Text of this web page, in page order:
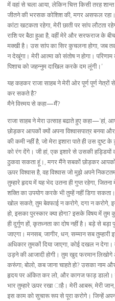
में वहां से चला आया, लेकिन चित्त किसी तरह
जीतने की भरसक कोशिश की, मगर असफल
कांटा खटकता रहेगा, मेरी छाती पर सांप लौटता
राशि पर बैठा हुआ है, वहीं मेरे और सरफराज के
मक्खी है। उस सांप का सिर कुचलना होगा, जब
न देखूंगा। मेरी आत्मा को संतोष न होगा।
पिशाच को जहन्नुम दाखिल करके दम लूंगी।’
यह कहकर राजा साहब ने मेरी ओर पूर्ण पूर्ण
कर सकते है?
मैने विस्मय से कहा—मैं?
राजा साहब ने मेरा उत्साह बढाते हुए
छोड़कर आपकों क्यों अपना विश्वासपात्र बनया
की कमी नहीं है, जो मेरा इशारा पाते ही उस
को रंग देंगे। जी हां, एक इशारे से उसकी हड्डियों
ठुकवा सकता हूं।, मगर मैंने सबकों छोड़कर आपकों
ऊपर विश्वास है, वह विश्वास जो मुझे अपने
तुम्हारे हृदय में यह भेद उतना ही गुप्त रहेगा,
शक्ति का उपयोग करके भी तुम्हें नहीं डिगा सकता।
खोल सकते, तुम बेवफाई न करोगे, दगा न
हो, इसका पुरस्कार क्या होगा? इसके विषय में
ही दुर्गुण हों, कृतध्नता का दोष नहीं है। बड़े से बड़ा
जाएगा। मनसब, जागीर, धन, सम्मान सब तुम्हारी
अधिकार तुमकों दिया जाएगा, कोई दखल न देगा।
उड़ने की आजादी होगी। तुम खुद फरमान
करूंगा; बोलो, कब जाना चाहते हो? उसका नाम
हृदय पर अंकित कर लो, और कागज फाड़
भार तुम्हारे ऊपर रखा ाहै। मेरी आबरू, मेरी जान,
इस काम को सुचारू रूप से पूरा करोगे। जिन्हें